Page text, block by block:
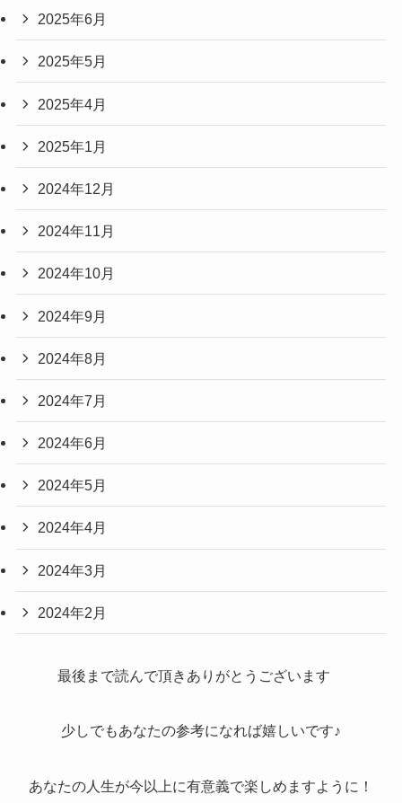
2025年6月
2025年5月
2025年4月
2025年1月
2024年12月
2024年11月
2024年10月
2024年9月
2024年8月
2024年7月
2024年6月
2024年5月
2024年4月
2024年3月
2024年2月
最後まで読んで頂きありがとうございます
少しでもあなたの参考になれば嬉しいです♪
あなたの人生が今以上に有意義で楽しめますように！